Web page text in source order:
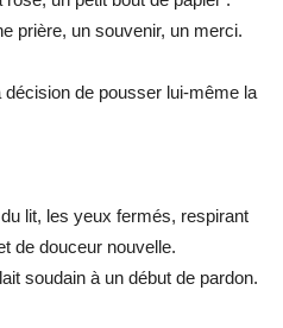
prière, un souvenir, un merci.
de pousser lui-même la
lit, les yeux fermés, respirant
de douceur nouvelle.
soudain à un début de pardon.